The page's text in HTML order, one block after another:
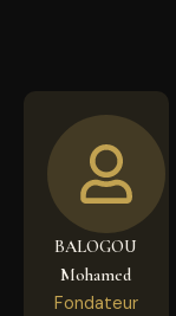
BALOGOU
Mohamed
Fondateur